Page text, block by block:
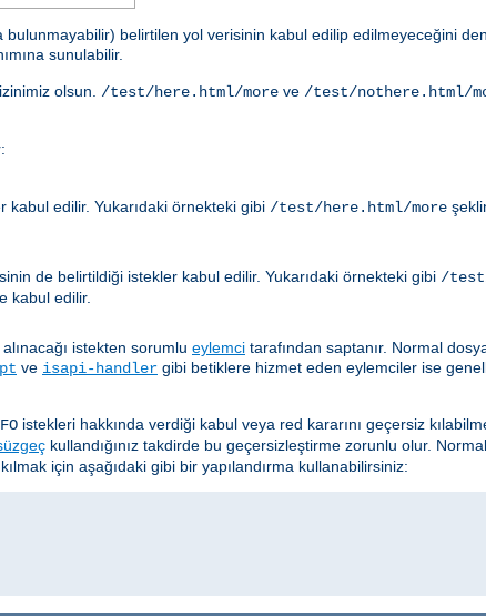
belirtilen yol verisinin kabul edilip edilmeyeceğini
sunulabilir.
olsun. /test/here.html/more ve /test/nothere.html/
edilir. Yukarıdaki örnekteki gibi /test/here.html/more
de belirtildiği istekler kabul edilir. Yukarıdaki örnekteki gibi /
kabul edilir.
istekten sorumlu eylemci tarafından saptanır. Normal
ve isapi-handler gibi betiklere hizmet eden eylemciler ise
istekleri hakkında verdiği kabul veya red kararını geçersiz
kullandığınız takdirde bu geçersizleştirme zorunlu olur.
için aşağıdaki gibi bir yapılandırma kullanabilirsiniz: